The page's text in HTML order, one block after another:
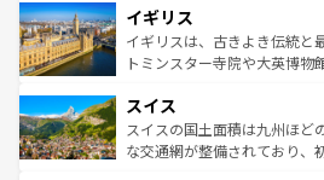
いる。シャンパンの発祥地で
香り高いラベンダー畑など、
らに、パリ以外の地域にも魅
れる地方に足を運ぶとそれぞ
きるだろう。 なお、新
を参照してほしい。
顔を持つこの国は、どこを歩
ルリンの文化的活気、バイエ
してライン川沿いのワイン畑
は、お酒好きな人にはぜひ体験してほ
ドイツ情報はコンテンツ一覧
イギリス
イギリスは、古きよき伝統と
トミンスター寺院や大英博物
リアごとに異なる魅力がある
ティー、ビール好きにはたま
戦など、本場だからこそでき
スイス
スイスの国土面積は九州ほど
な交通網が整備されており、